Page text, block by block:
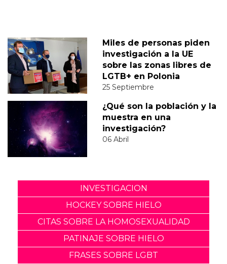
Miles de personas piden
investigación a la UE
sobre las zonas libres de
LGTB+ en Polonia
25 Septiembre
¿Qué son la población y la
muestra en una
investigación?
06 Abril
INVESTIGACION
HOCKEY SOBRE HIELO
CITAS SOBRE LA HOMOSEXUALIDAD
PATINAJE SOBRE HIELO
FRASES SOBRE LGBT